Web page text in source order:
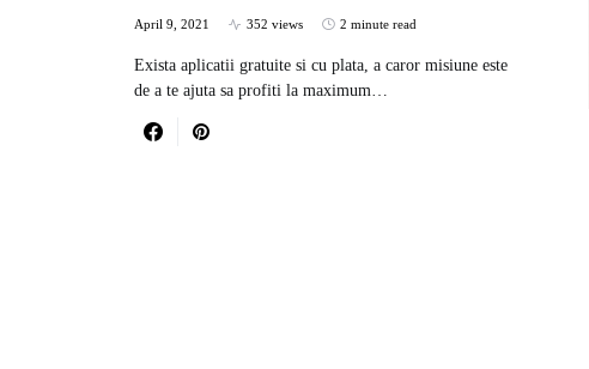
April 9, 2021 352 views 2 minute read
Exista aplicatii gratuite si cu plata, a caror misiune este
de a te ajuta sa profiti la maximum…